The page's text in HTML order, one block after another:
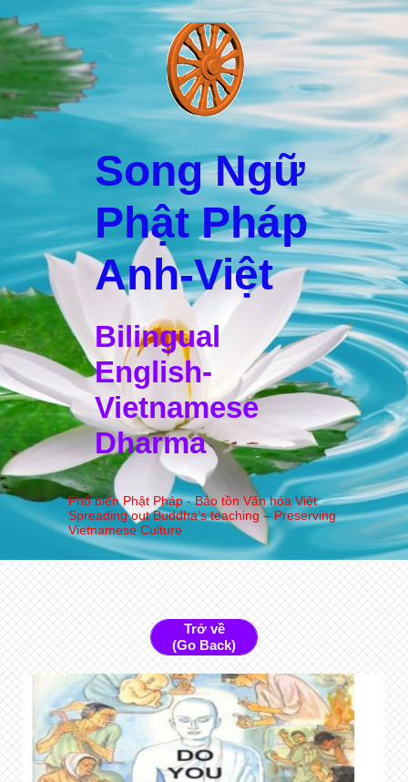
Song Ngữ
Phật Pháp
Anh-Việt
Bilingual
English-
Vietnamese
Dharma
Phổ biến Phật Pháp - Bảo tồn Văn hóa Việt
Spreading out Buddha’s teaching – Preserving
Vietnamese Culture
Trở về
(Go Back)